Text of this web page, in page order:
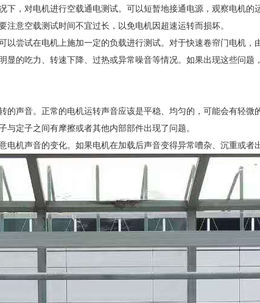
下，对电机进行空载通电测试。可以短暂地接通电源，观察电机
意空载测试时间不宜过长，以免电机因超速运转而损坏。
以尝试在电机上施加一定的负载进行测试。对于快速卷帘门电机
显的吃力、转速下降、过热或异常噪音等情况。如果出现这些问题
的声音。正常的电机运转声音应该是平稳、均匀的，可能会有轻
定子之间有摩擦或者其他内部部件出现了问题。
电机声音的变化。如果电机在加载后声音变得异常嘈杂、沉重或者